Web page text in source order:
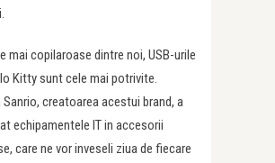
mai copilaroase dintre noi, USB-urile
Kitty sunt cele mai potrivite.
creatoarea acestui brand, a
echipamentele IT in accesorii
care ne vor inveseli ziua de fiecare